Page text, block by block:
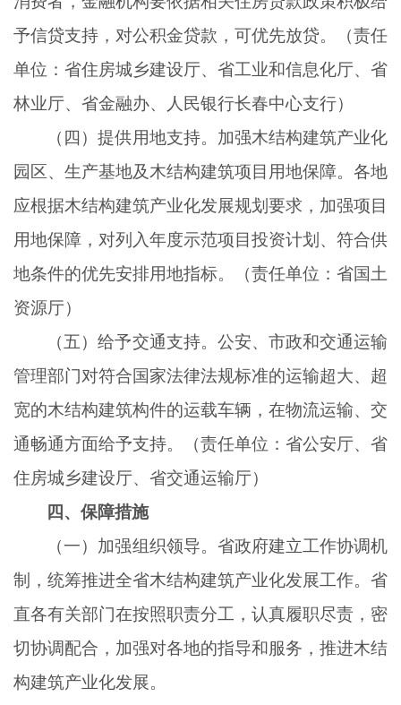
予信贷支持，对公积金贷款，可优先放贷。（责任
单位：省住房城乡建设厅、省工业和信息化厅、省
林业厅、省金融办、人民银行长春中心支行）
（四）提供用地支持。加强木结构建筑产业化
园区、生产基地及木结构建筑项目用地保障。各地
应根据木结构建筑产业化发展规划要求，加强项目
用地保障，对列入年度示范项目投资计划、符合供
地条件的优先安排用地指标。（责任单位：省国土
资源厅）
（五）给予交通支持。公安、市政和交通运输
管理部门对符合国家法律法规标准的运输超大、超
宽的木结构建筑构件的运载车辆，在物流运输、交
通畅通方面给予支持。（责任单位：省公安厅、省
住房城乡建设厅、省交通运输厅）
四、保障措施
（一）加强组织领导。省政府建立工作协调机
制，统筹推进全省木结构建筑产业化发展工作。省
直各有关部门在按照职责分工，认真履职尽责，密
切协调配合，加强对各地的指导和服务，推进木结
构建筑产业化发展。